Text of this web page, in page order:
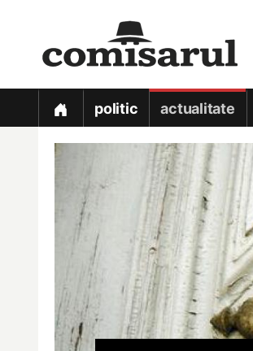
politic actualitate